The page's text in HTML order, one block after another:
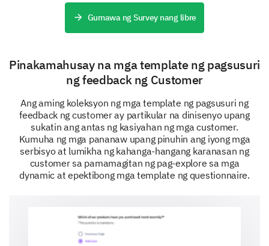
Gumawa ng Survey nang libre
Pinakamahusay na mga template ng pagsusuri
ng feedback ng Customer
Ang aming koleksyon ng mga template ng pagsusuri ng
feedback ng customer ay partikular na dinisenyo upang
sukatin ang antas ng kasiyahan ng mga customer.
Kumuha ng mga pananaw upang pinuhin ang iyong mga
serbisyo at lumikha ng kahanga-hangang karanasan ng
customer sa pamamagitan ng pag-explore sa mga
dynamic at epektibong mga template ng questionnaire.